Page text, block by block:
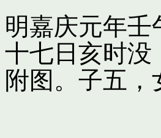
明嘉庆元年
十七日亥时没
附图。子五，